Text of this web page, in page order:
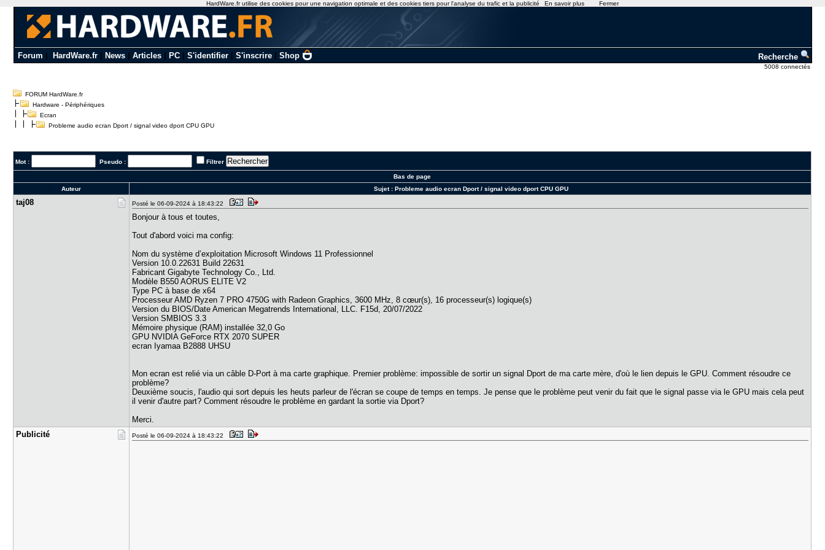
Forum HardWare.fr| News| Articles| PC| S'identifier| S'inscrire| Shop Recherche
5008 connectés
FORUM HardWare.fr
Hardware - Périphériques
Ecran
Probleme audio ecran Dport / signal video dport CPU GPU
Mot : Pseudo : Filtrer
Bas de page
Auteur
Sujet :Probleme audio ecran Dport / signal video dport CPU GPU
taj08 Posté le 06-09-2024 à 18:43:22
Bonjour à tous et toutes,
Tout d'abord voici ma config:
Nom du système d’exploitation Microsoft Windows 11 Professionnel
Version 10.0.22631 Build 22631
Fabricant Gigabyte Technology Co., Ltd.
Modèle B550 AORUS ELITE V2
Type PC à base de x64
Processeur AMD Ryzen 7 PRO 4750G with Radeon Graphics, 3600 MHz, 8 cœur(s), 16 processeur(s) logique(s)
Version du BIOS/Date American Megatrends International, LLC. F15d, 20/07/2022
Version SMBIOS 3.3
Mémoire physique (RAM) installée 32,0 Go
GPU NVIDIA GeForce RTX 2070 SUPER
ecran Iyamaa B2888 UHSU
Mon ecran est relié via un câble D-Port à ma carte graphique. Premier problème: impossible de sortir un signal Dport de ma carte mère, d'où le lien depuis le GPU. Comment résoudre ce
problème?
Deuxième soucis, l'audio qui sort depuis les heuts parleur de l'écran se coupe de temps en temps. Je pense que le problème peut venir du fait que le signal passe via le GPU mais cela peut
il venir d'autre part? Comment résoudre le problème en gardant la sortie via Dport?
Merci.
Publicité
Posté le 06-09-2024 à 18:43:22
HardWare.fr utilise des cookies pour une navigation optimale et des cookies tiers pour l'analyse du trafic et la publicité En savoir plus Fermer